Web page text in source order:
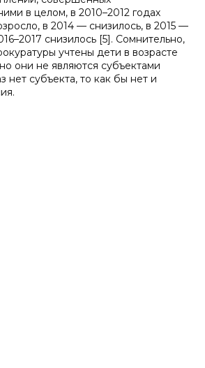
в целом, в 2010–2012 годах
в 2014 — снизилось, в 2015 —
снизилось [5]. Сомнительно,
учтены дети в возрасте
они не являются субъектами
нет субъекта, то как бы нет и